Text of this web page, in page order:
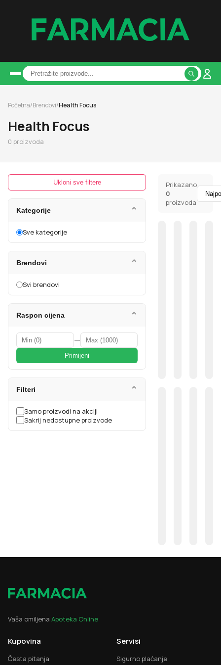
Početna/Brendovi/Health Focus
Health Focus
0 proizvoda
Ukloni sve filtere
Kategorije ⌄
Sve kategorije
Brendovi ⌄
Svi brendovi
Raspon cijena ⌄
—
Primijeni
Filteri ⌄
Samo proizvodi na akciji
Sakrij nedostupne proizvode
Prikazano
0
proizvoda
Vaša omiljena Apoteka Online
Kupovina
Česta pitanja
Servisi
Sigurno plaćanje